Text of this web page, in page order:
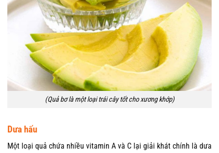
(Quả bơ là một loại trái cây tốt cho xương khớp)
Dưa hấu
Một loại quả chứa nhiều vitamin A và C lại giải khát chính là dưa